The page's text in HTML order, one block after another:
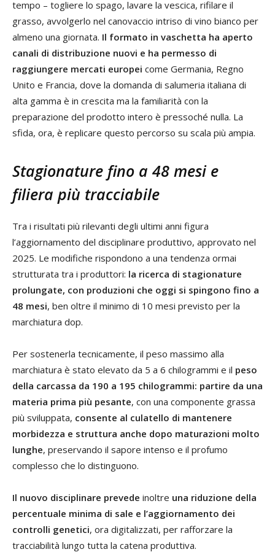
tempo – togliere lo spago, lavare la vescica, rifilare il
grasso, avvolgerlo nel canovaccio intriso di vino bianco per
almeno una giornata. Il formato in vaschetta ha aperto
canali di distribuzione nuovi e ha permesso di
raggiungere mercati europei come Germania, Regno
Unito e Francia, dove la domanda di salumeria italiana di
alta gamma è in crescita ma la familiarità con la
preparazione del prodotto intero è pressoché nulla. La
sfida, ora, è replicare questo percorso su scala più ampia.
Stagionature fino a 48 mesi e
filiera più tracciabile
Tra i risultati più rilevanti degli ultimi anni figura
l’aggiornamento del disciplinare produttivo, approvato nel
2025. Le modifiche rispondono a una tendenza ormai
strutturata tra i produttori: la ricerca di stagionature
prolungate, con produzioni che oggi si spingono fino a
48 mesi, ben oltre il minimo di 10 mesi previsto per la
marchiatura dop.
Per sostenerla tecnicamente, il peso massimo alla
marchiatura è stato elevato da 5 a 6 chilogrammi e il peso
della carcassa da 190 a 195 chilogrammi: partire da una
materia prima più pesante, con una componente grassa
più sviluppata, consente al culatello di mantenere
morbidezza e struttura anche dopo maturazioni molto
lunghe, preservando il sapore intenso e il profumo
complesso che lo distinguono.
Il nuovo disciplinare prevede inoltre una riduzione della
percentuale minima di sale e l’aggiornamento dei
controlli genetici, ora digitalizzati, per rafforzare la
tracciabilità lungo tutta la catena produttiva.